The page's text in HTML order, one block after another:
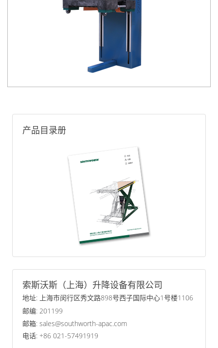
产品目录册
索斯沃斯（上海）升降设备有限公司
地址: 上海市闵行区秀文路898号西子国际中心1号楼1106
邮编: 201199
邮箱: sales@southworth-apac.com
电话: +86 021-57491919